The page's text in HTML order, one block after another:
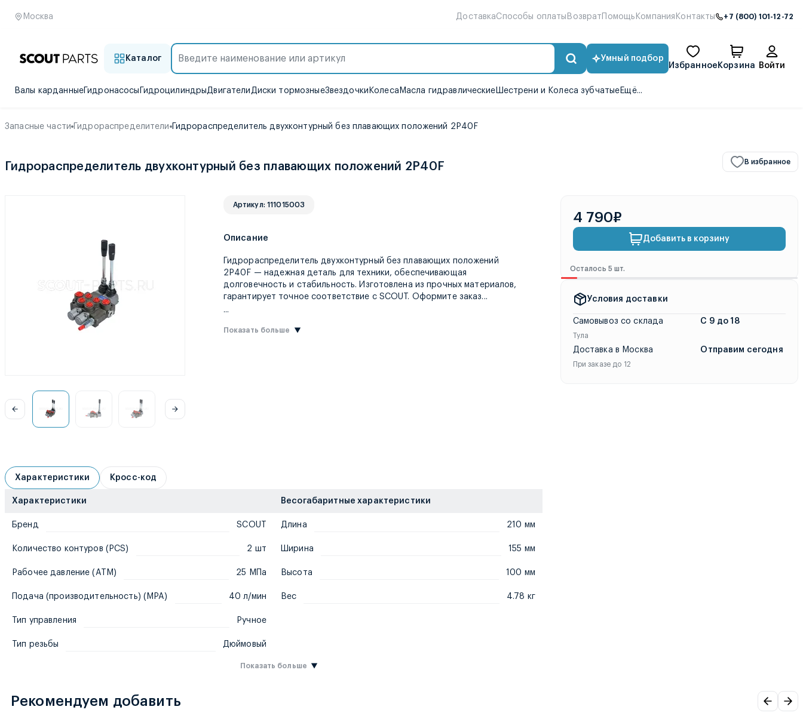
Москва ДоставкаСпособы оплаты Возврат Помощь Компания Контакты +7 (800) 101-12-72
Каталог
Умный подбор
Избранное Корзина Войти
Валы карданныеГидронасосы ГидроцилиндрыДвигателиДиски тормозныеЗвездочки Колеса Масла гидравлические Шестрени и Колеса зубчатые Ещё...
Запасные части Гидрораспределители Гидрораспределитель двухконтурный без плавающих положений 2P40F
Гидрораспределитель двухконтурный без плавающих положений 2P40F В избранное
Артикул: 111015003
Описание
Гидрораспределитель двухконтурный без плавающих положений
2P40F — надежная деталь для техники, обеспечивающая
долговечность и стабильность. Изготовлена из прочных материалов,
гарантирует точное соответствие с SCOUT. Оформите заказ сегодня, и мы отправим товар в течение двух часов любым удобным
...
...
Показать больше
4 790₽
Добавить в корзину
Осталось 5 шт.
Условия доставки
Самовывоз со склада
Тула
С 9 до 18
Доставка в Москва
При заказе до 12
Отправим сегодня
Характеристики Кросс-код
Характеристики
Бренд SCOUT
Количество контуров (PCS) 2 шт
Рабочее давление (ATM) 25 МПа
Подача (производительность) (MPA) 40 л/мин
Тип управления Ручное
Тип резьбы Дюймовый
Весогабаритные характеристики
Длина 210 мм
Ширина 155 мм
Высота 100 мм
Вес 4.78 кг
Показать больше
Рекомендуем добавить